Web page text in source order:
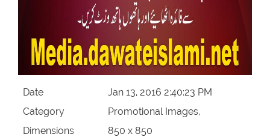
Date
Jan 13, 2016 2:40:23 PM
Category
Promotional Images,
Dimensions
850 x 850